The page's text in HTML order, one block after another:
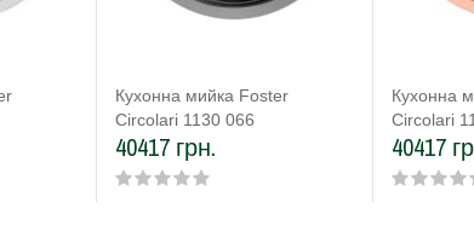
Кухонна мийка Foster
Circolari 1130 066
40417 грн.
Кухонна
Circolari
40417